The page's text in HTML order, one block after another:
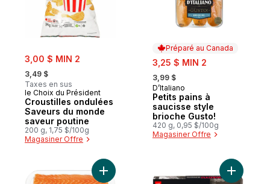
sale:
3,00 $ MIN 2
, formerly:
3,49 $
Taxes en sus
le Choix du Président
Croustilles ondulées
Saveurs du monde
saveur poutine
200 g, 1,75 $/100g
Magasiner Offre
Préparé au Canada
sale:
3,25 $ MIN 2
, formerly:
3,99 $
Préparé au Canada
D’Italiano
Petits pains à
saucisse style
brioche Gusto!
420 g, 0,95 $/100g
Magasiner Offre
Ajouter Filet de saumon de l’Atlantique,
Ajouter